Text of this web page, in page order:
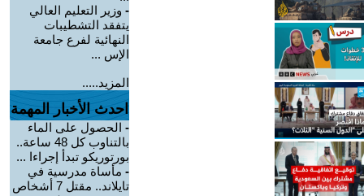
- وزير التعليم العالي
يتفقد التشطيبات
النهائية لفرع جامعة
الإس ...
المزيد.....
احدث الأخبار المهمة
- الحصول على الماء
بالتناوب كل 48 ساعة..
بورتوريكو تبدأ إجراءا ...
- مأساة مدرسية في
تايلاند.. مقتل 7 أشخاص